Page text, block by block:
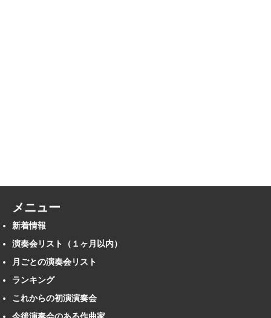
メニュー
新着情報
演奏会リスト（１ヶ月以内）
月ごとの演奏会リスト
ランキング
これからの初演演奏会